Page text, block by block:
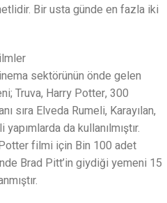
Bir usta günde en fazla iki
sektörünün önde gelen
Truva, Harry Potter, 300
sıra Elveda Rumeli, Karayılan,
da kullanılmıştır.
filmi için Bin 100 adet
Brad Pitt’in giydiği yemeni 15